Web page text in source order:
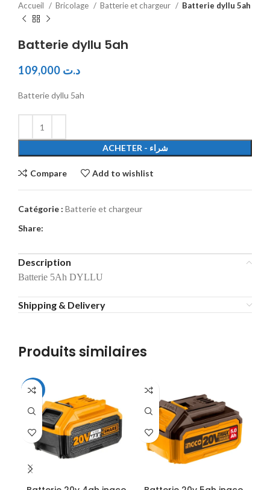
Accueil Bricolage Batterie et chargeur Batterie dyllu 5ah
Batterie dyllu 5ah
د.ت
Batterie dyllu 5ah
ACHETER - شراء
Compare Add to wishlist
Catégorie : Batterie et chargeur
Share:
Description
Batterie 5Ah DYLLU
Shipping & Delivery
Produits similaires
-18%